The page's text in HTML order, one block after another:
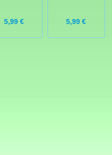
5,99 € 5,99 €